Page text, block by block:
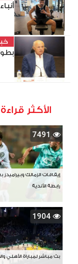
الأكثر قراءة
7491
إيقافات الزمالك وبيراميدز
رابطة الأندية
1904
بث مباشر لمباراة الأهلي